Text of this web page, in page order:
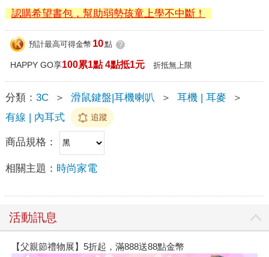
認購希望書包，幫助弱勢孩童上學不中斷！
預計最高可得金幣 10點 ?
HAPPY GO享100累1點 4點抵1元 折抵無上限
分類： 3C ＞ 滑鼠鍵盤|耳機喇叭 ＞ 耳機 | 耳麥
＞
有線 | 內耳式
追蹤
商品規格：
相關主題： 時尚家電
活動訊息
【父親節禮物展】5折起，滿888送88點金幣